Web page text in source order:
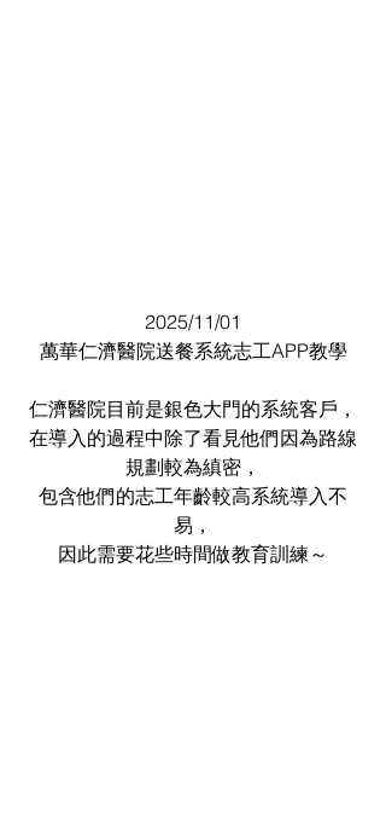
2025/11/01
萬華仁濟醫院送餐系統志工APP教學
仁濟醫院目前是銀色大門的系統客戶，
在導入的過程中除了看見他們因為路線
規劃較為縝密，
包含他們的志工年齡較高系統導入不
易，
因此需要花些時間做教育訓練～